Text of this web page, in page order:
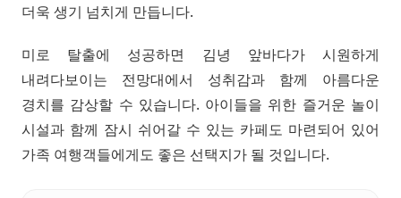
더욱 생기 넘치게 만듭니다.
미로 탈출에 성공하면 김녕 앞바다가 시원하게
내려다보이는 전망대에서 성취감과 함께 아름다운
경치를 감상할 수 있습니다. 아이들을 위한 즐거운 놀이
시설과 함께 잠시 쉬어갈 수 있는 카페도 마련되어 있어
가족 여행객들에게도 좋은 선택지가 될 것입니다.